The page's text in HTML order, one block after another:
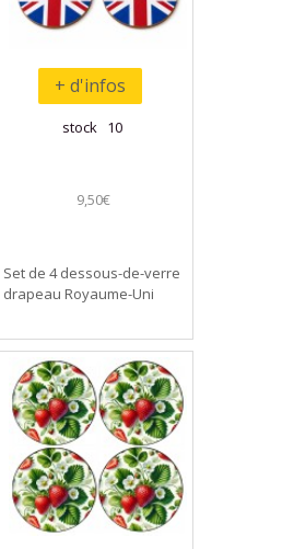
+ d'infos
stock 10
9,50€
Set de 4 dessous-de-verre
drapeau Royaume-Uni